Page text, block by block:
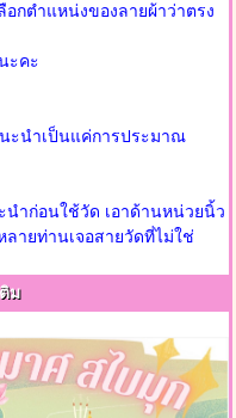
กตำแหน่งของลายผ้าว่าตรง
ะคะ
ะนำเป็นแค่การประมาณ
ำก่อนใช้วัด เอาด้านหน่วยนิ้ว
ายท่านเจอสายวัดที่ไม่ใช่
ม